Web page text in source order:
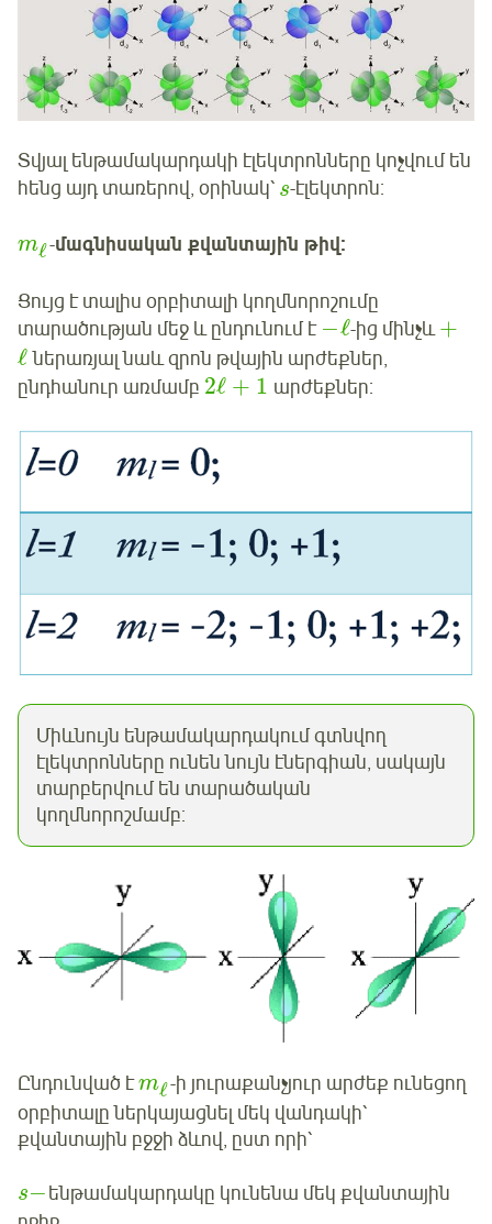
Տվյալ ենթամակարդակի էլեկտրոնները կոչվում են
հենց այդ տառերով, օրինակ՝ s-էլեկտրոն:
mℓ-մագնիսական քվանտային թիվ:
Ցույց է տալիս օրբիտալի կողմնորոշումը
տարածության մեջ և ընդունում է −ℓ-ից մինչև+
ℓներառյալ նաև զրոն թվային արժեքներ,
ընդհանուր առմամբ 2ℓ + 1 արժեքներ:
Միևնույն ենթամակարդակում գտնվող
էլեկտրոնները ունեն նույն էներգիան, սակայն
տարբերվում են տարածական
կողմնորոշմամբ:
Ընդունված էmℓ-ի յուրաքանչյուր արժեք ունեցող
օրբիտալը ներկայացնել մեկ վանդակի՝
քվանտային բջջի ձևով, ըստ որի՝
s−ենթամակարդակը կունենա մեկ քվանտային